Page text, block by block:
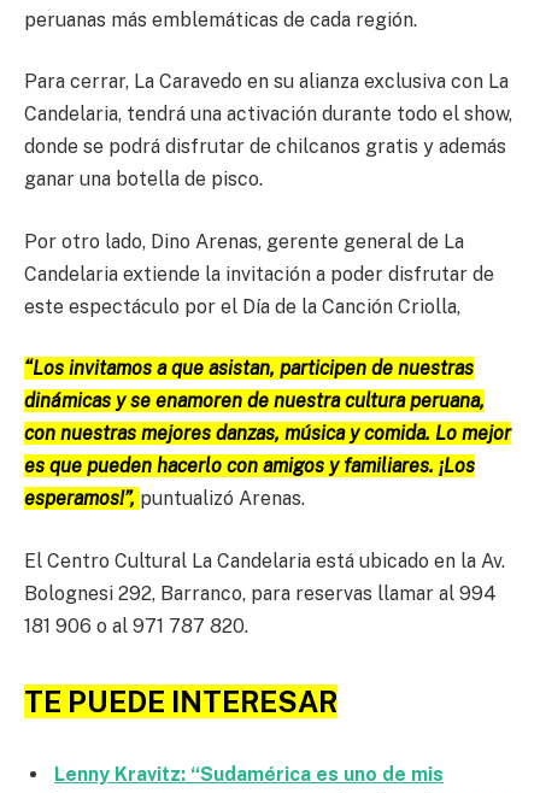
peruanas más emblemáticas de cada región.
Para cerrar, La Caravedo en su alianza exclusiva con La
Candelaria, tendrá una activación durante todo el show,
donde se podrá disfrutar de chilcanos gratis y además
ganar una botella de pisco.
Por otro lado, Dino Arenas, gerente general de La
Candelaria extiende la invitación a poder disfrutar de
este espectáculo por el Día de la Canción Criolla,
“Los invitamos a que asistan, participen de nuestras
dinámicas y se enamoren de nuestra cultura peruana,
con nuestras mejores danzas, música y comida. Lo mejor
es que pueden hacerlo con amigos y familiares. ¡Los
esperamos!”, puntualizó Arenas.
El Centro Cultural La Candelaria está ubicado en la Av.
Bolognesi 292, Barranco, para reservas llamar al 994
181 906 o al 971 787 820.
TE PUEDE INTERESAR
Lenny Kravitz: “Sudamérica es uno de mis